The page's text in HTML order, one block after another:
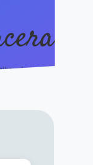
güncel giriş